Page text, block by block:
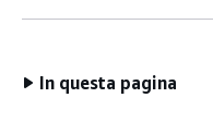
In questa pagina